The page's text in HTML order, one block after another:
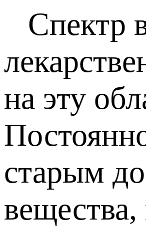
Спектр
на эту
старым